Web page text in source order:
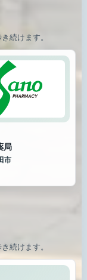
続けます。
局
市
続けます。